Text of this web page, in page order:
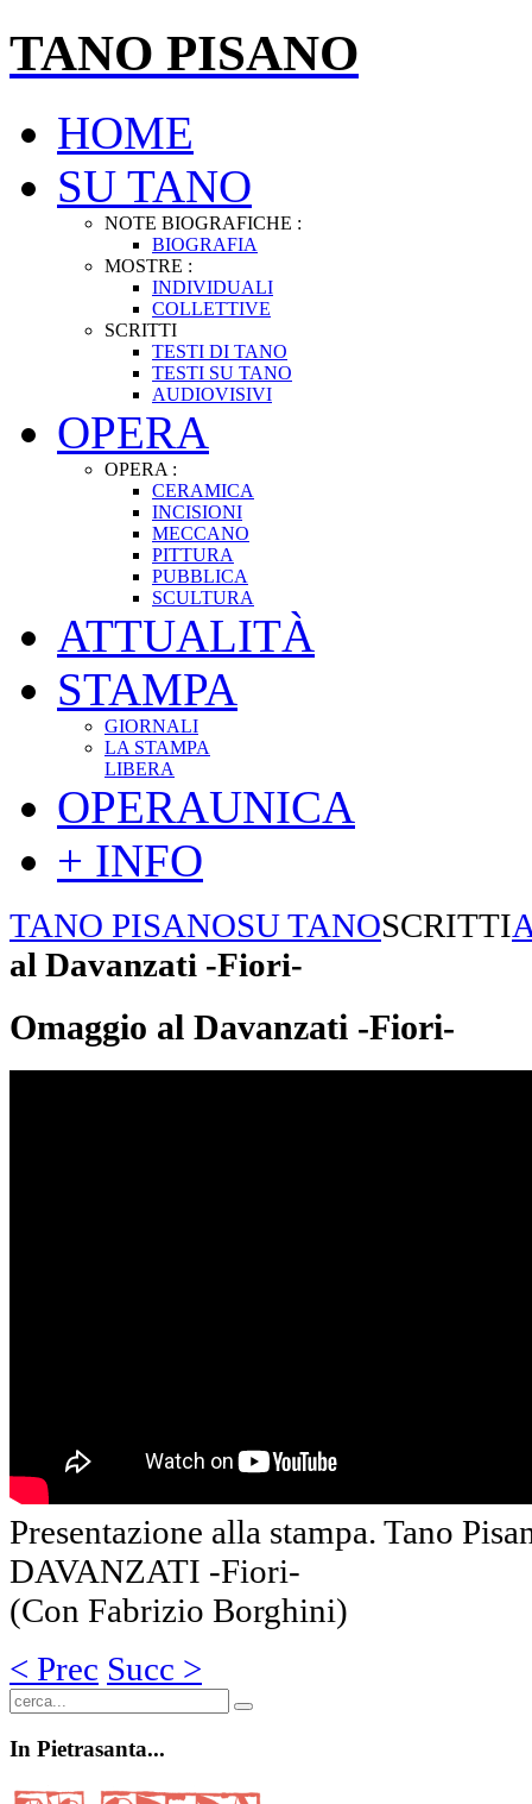
TANO PISANO
HOME
SU TANO
NOTE BIOGRAFICHE :
BIOGRAFIA
MOSTRE :
INDIVIDUALI
COLLETTIVE
SCRITTI
TESTI DI TANO
TESTI SU TANO
AUDIOVISIVI
OPERA
OPERA :
CERAMICA
INCISIONI
MECCANO
PITTURA
PUBBLICA
SCULTURA
ATTUALITÀ
STAMPA
GIORNALI
LA STAMPA
LIBERA
OPERAUNICA
+ INFO
TANO PISANOSU TANOSCRITTI
al Davanzati -Fiori-
Omaggio al Davanzati -Fiori-
Presentazione alla stampa. Tano
DAVANZATI -Fiori-
(Con Fabrizio Borghini)
< Prec Succ >
In Pietrasanta...